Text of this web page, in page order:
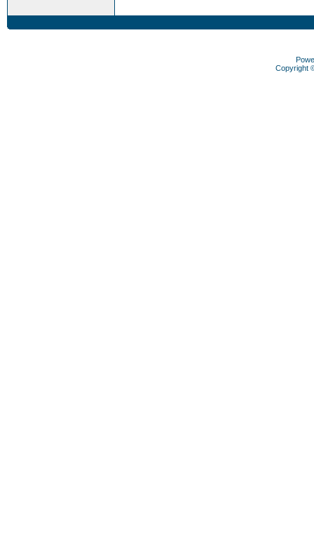
Copyright